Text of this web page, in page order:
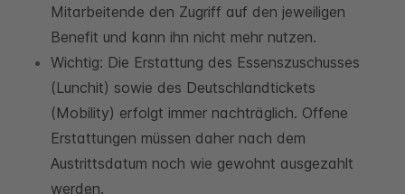
Mitarbeitende den Zugriff auf den jeweiligen
Benefit und kann ihn nicht mehr nutzen.
Wichtig: Die Erstattung des Essenszuschusses
(Lunchit) sowie des Deutschlandtickets
(Mobility) erfolgt immer nachträglich. Offene
Erstattungen müssen daher nach dem
Austrittsdatum noch wie gewohnt ausgezahlt
werden.